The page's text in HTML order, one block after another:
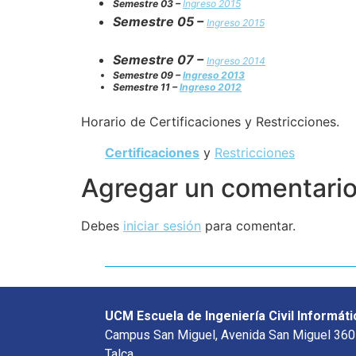
Semestre 03 –Ingreso 2015
Semestre 05 – Ingreso 2015
Semestre 07 – Ingreso 2014
Semestre 09 –Ingreso 2013
Semestre 11 –Ingreso 2012
Horario de Certificaciones y Restricciones.
Certificaciones y Restricciones
Agregar un comentario
Debes iniciar sesión para comentar.
UCM Escuela de Ingeniería Civil
Campus San Miguel, Avenida San Miguel